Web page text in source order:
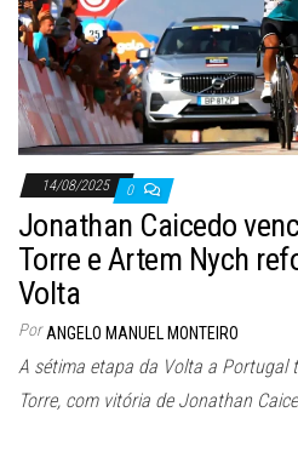
14/08/2025 0
Jonathan Caicedo
Torre e Artem Nych
Volta
Por ANGELO MANUEL MONTEIRO
A sétima etapa da Volta a Portugal
Torre, com vitória de Jonathan